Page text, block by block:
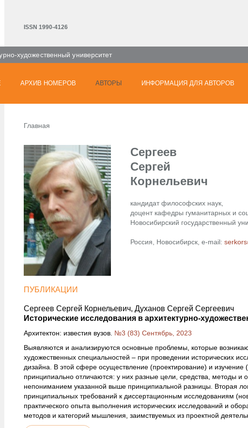
ISSN 1990-4126
художественный университет
АРХИВ НОМЕРОВ АВТОРЫ ИНФОРМАЦИЯ ДЛЯ АВТОРОВ
Главная
Сергеев
Сергей
Корнельевич
кандидат философских наук,
доцент кафедры гуманитарных и
Новосибирский государственный
Россия, Новосибирск, e-mail:
ПУБЛИКАЦИИ
Сергеев Сергей Корнельевич, Духанов Сергей Сергеевич
Исторические исследования в архитектурно-
Архитектон: известия вузов. №3 (83) Сентябрь, 2023
Выявляются и анализируются основные проблемы, которые
художественных специальностей – при проведении исторических
дизайна. В этой сфере осуществление (проектирование) и
принципиально отличаются: у них разные цели, средства, методы
непониманием указанной выше принципиальной разницы. Вторая
принципиальных требований к диссертационным исследованиям
практического опыта выполнения исторических исследований и
методов и категорий мышления, заимствуемых из проектной